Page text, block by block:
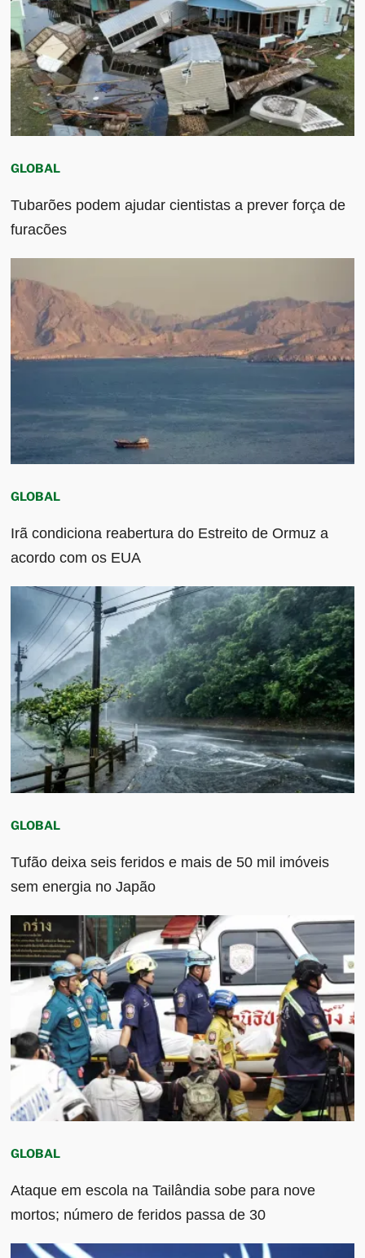
GLOBAL
Tubarões podem ajudar cientistas a prever força de
furacões
GLOBAL
Irã condiciona reabertura do Estreito de Ormuz a
acordo com os EUA
GLOBAL
Tufão deixa seis feridos e mais de 50 mil imóveis
sem energia no Japão
GLOBAL
Ataque em escola na Tailândia sobe para nove
mortos; número de feridos passa de 30